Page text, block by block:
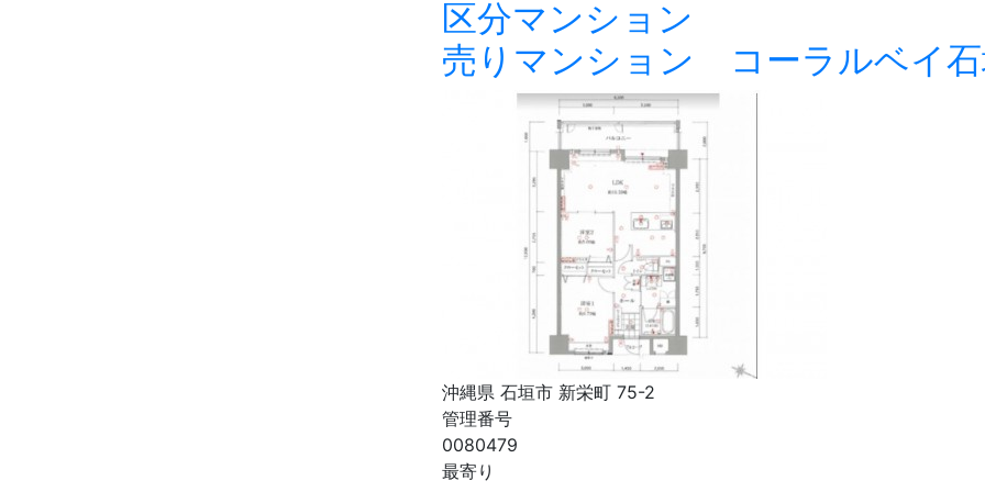
区分マンション
売りマンション コーラルベイ
沖縄県 石垣市 新栄町 75-2
管理番号
0080479
最寄り